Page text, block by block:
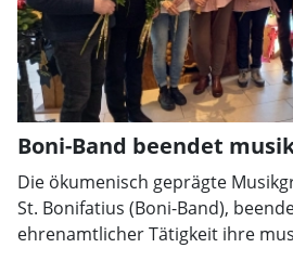
Boni-Band beendet
Die ökumenisch geprägte
St. Bonifatius (Boni-Band),
ehrenamtlicher Tätigkeit ihre